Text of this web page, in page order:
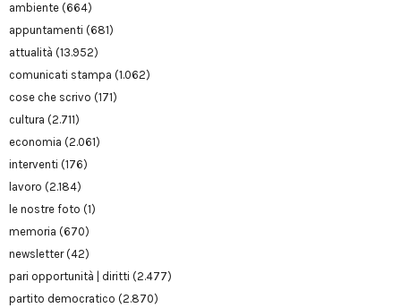
ambiente (664)
appuntamenti (681)
attualità (13.952)
comunicati stampa (1.062)
cose che scrivo (171)
cultura (2.711)
economia (2.061)
interventi (176)
lavoro (2.184)
le nostre foto (1)
memoria (670)
newsletter(42)
pari opportunità | diritti (2.477)
partito democratico (2.870)